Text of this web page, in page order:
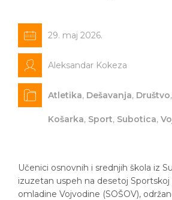
29. maj 2026.
Aleksandar Kokeza
Atletika, Dešavanja, Društvo,
Košarka, Sport, Subotica,
Učenici osnovnih i srednjih škola iz
izuzetan uspeh na desetoj Sportskoj
omladine Vojvodine (SOŠOV),